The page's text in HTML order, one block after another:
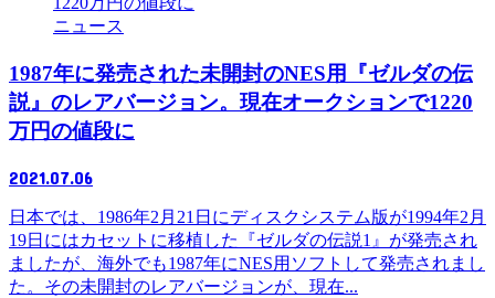
ニュース
1987年に発売された未開封のNES用『ゼルダの伝
説』のレアバージョン。現在オークションで1220
万円の値段に
2021.07.06
日本では、1986年2月21日にディスクシステム版が1994年2月
19日にはカセットに移植した『ゼルダの伝説1』が発売され
ましたが、海外でも1987年にNES用ソフトして発売されまし
た。その未開封のレアバージョンが、現在...